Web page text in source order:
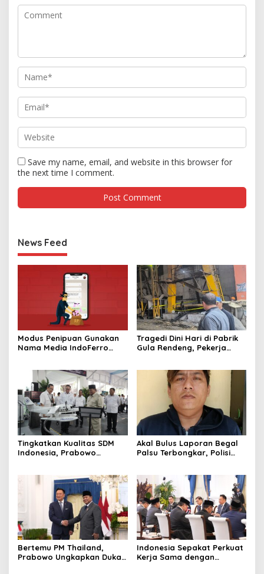
Save my name, email, and website in this browser for
the next time I comment.
News Feed
Modus Penipuan Gunakan
Nama Media IndoFerro
Tragedi Dini Hari di Pabrik
Gula Rendeng, Pekerja
Tingkatkan Kualitas SDM
Indonesia, Prabowo
Terbaik Dunia
Akal Bulus Laporan Begal
Palsu Terbongkar, Polisi
Bertemu PM Thailand,
Prabowo Ungkapkan Duka
Indonesia Sepakat Perkuat
Kerja Sama dengan